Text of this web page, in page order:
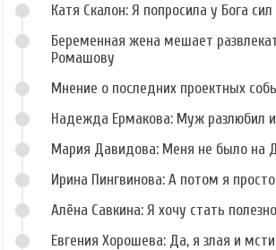
Катя Скалон: Я попросила у Бога сил
Беременная жена мешает
Ромашову
Мнение о последних проектных
Надежда Ермакова: Муж разлюбил и
Мария Давидова: Меня не было на
Ирина Пингвинова: А потом я
Алёна Савкина: Я хочу стать
Евгения Хорошева: Да, я злая и